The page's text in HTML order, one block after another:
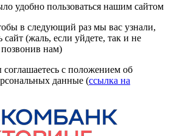
удобно пользоваться нашим сайтом
в следующий раз мы вас узнали,
(жаль, если уйдете, так и не
позвонив нам)
соглашаетесь с положением об
данные (ссылка на